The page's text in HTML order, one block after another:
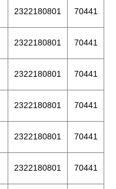
2322180801 70441
2322180801 70441
2322180801 70441
2322180801 70441
2322180801 70441
2322180801 70441